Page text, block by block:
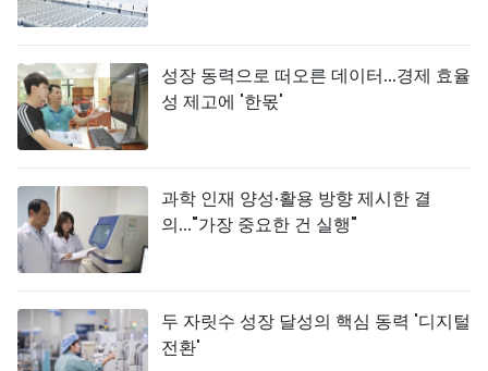
성장 동력으로 떠오른 데이터...경제 효율
성 제고에 '한몫'
과학 인재 양성·활용 방향 제시한 결
의..."가장 중요한 건 실행"
두 자릿수 성장 달성의 핵심 동력 '디지털
전환'